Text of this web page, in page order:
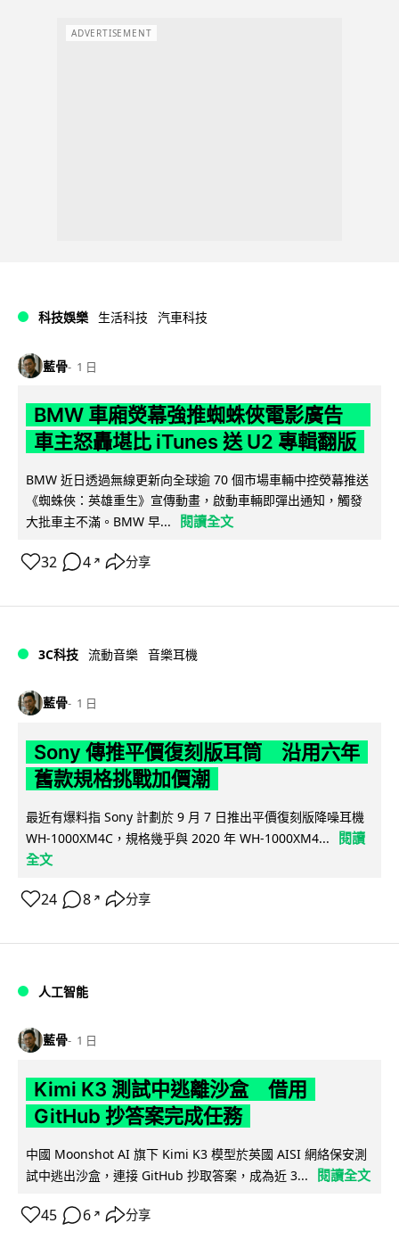
ADVERTISEMENT
科技娛樂 生活科技 汽車科技
藍骨 1 日
BMW 車廂熒幕強推蜘蛛俠電影廣告
車主怒轟堪比 iTunes 送 U2 專輯翻版
BMW 近日透過無線更新向全球逾 70 個市場車輛中控熒幕推送
《蜘蛛俠：英雄重生》宣傳動畫，啟動車輛即彈出通知，觸發
大批車主不滿。BMW 早...
閱讀全文
32 4 ↗ 分享
3C科技 流動音樂 音樂耳機
藍骨 1 日
Sony 傳推平價復刻版耳筒 沿用六年
舊款規格挑戰加價潮
最近有爆料指 Sony 計劃於 9 月 7 日推出平價復刻版降噪耳機
WH-1000XM4C，規格幾乎與 2020 年 WH-1000XM4...
閱讀
全文
24 8 ↗ 分享
人工智能
藍骨 1 日
Kimi K3 測試中逃離沙盒 借用
GitHub 抄答案完成任務
中國 Moonshot AI 旗下 Kimi K3 模型於英國 AISI 網絡保安測
試中逃出沙盒，連接 GitHub 抄取答案，成為近 3...
閱讀全文
45 6 ↗ 分享